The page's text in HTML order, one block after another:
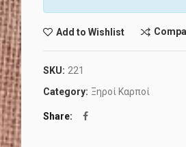
Add to Wishlist
SKU: 221
Category: Ξηροί Καρποί
Share